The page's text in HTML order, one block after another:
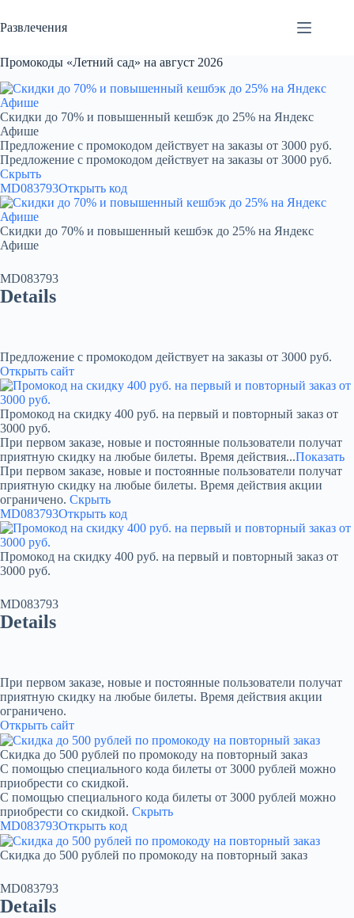
к
сути
Развлечения
Промокоды «Летний сад» на август 2026
Скидки до 70% и повышенный кешбэк до 25% на Яндекс
Афише
Предложение с промокодом действует на заказы от 3000 руб.
Предложение с промокодом действует на заказы от 3000 руб.
Скрыть
MD083793Открыть код
Скидки до 70% и повышенный кешбэк до 25% на Яндекс
Афише
MD083793
Details
Предложение с промокодом действует на заказы от 3000 руб.
Открыть сайт
Промокод на скидку 400 руб. на первый и повторный заказ от
3000 руб.
При первом заказе, новые и постоянные пользователи получат
приятную скидку на любые билеты. Время действия...Показать
При первом заказе, новые и постоянные пользователи получат
приятную скидку на любые билеты. Время действия акции
ограничено. Скрыть
MD083793Открыть код
Промокод на скидку 400 руб. на первый и повторный заказ от
3000 руб.
MD083793
Details
При первом заказе, новые и постоянные пользователи получат
приятную скидку на любые билеты. Время действия акции
ограничено.
Открыть сайт
Скидка до 500 рублей по промокоду на повторный заказ
С помощью специального кода билеты от 3000 рублей можно
приобрести со скидкой.
С помощью специального кода билеты от 3000 рублей можно
приобрести со скидкой. Скрыть
MD083793Открыть код
Скидка до 500 рублей по промокоду на повторный заказ
MD083793
Details